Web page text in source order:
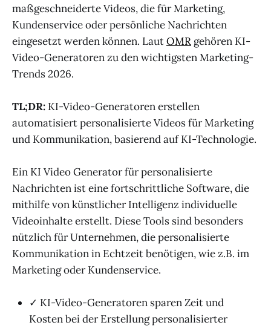
maßgeschneiderte Videos, die für Marketing,
Kundenservice oder persönliche Nachrichten
eingesetzt werden können. LautOMR gehören KI-
Video-Generatoren zu den wichtigsten Marketing-
Trends 2026.
TL;DR: KI-Video-Generatoren erstellen
automatisiert personalisierte Videos für Marketing
und Kommunikation, basierend auf KI-Technologie.
Ein KI Video Generator für personalisierte
Nachrichten ist eine fortschrittliche Software, die
mithilfe von künstlicher Intelligenz individuelle
Videoinhalte erstellt. Diese Tools sind besonders
nützlich für Unternehmen, die personalisierte
Kommunikation in Echtzeit benötigen, wie z.B. im
Marketing oder Kundenservice.
✓ KI-Video-Generatoren sparen Zeit und
Kosten bei der Erstellung personalisierter